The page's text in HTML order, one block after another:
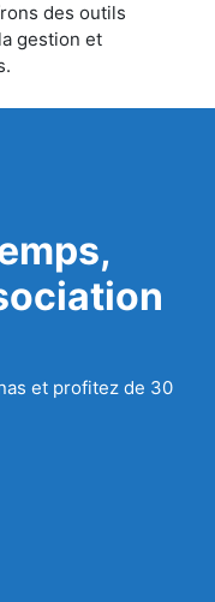
des outils
gestion et
et profitez de 30